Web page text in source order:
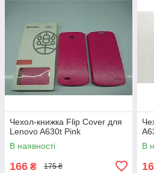
Чехол-книжка Flip Cover для
Lenovo A630t Pink
В наявності
166 ₴ 175 ₴
В